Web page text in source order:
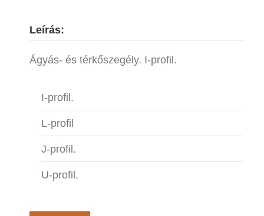
Leírás:
Ágyás- és térkőszegély. I-profil.
I-profil.
L-profil
J-profil.
U-profil.